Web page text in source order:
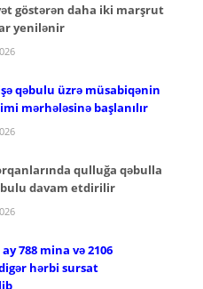
göstərən daha iki marşrut
yenilənir
qəbulu üzrə müsabiqənin
mərhələsinə başlanılır
qulluğa qəbulla
davam etdirilir
788 mina və 2106
hərbi sursat